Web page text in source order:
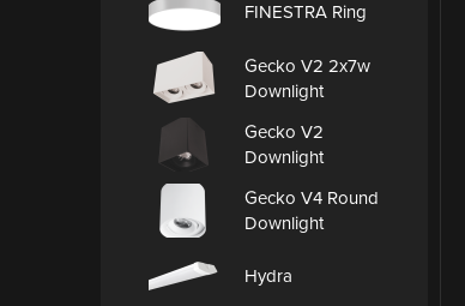
FINESTRA Ring
Gecko V2 2x7w
Downlight
Gecko V2
Downlight
Gecko V4 Round
Downlight
Hydra